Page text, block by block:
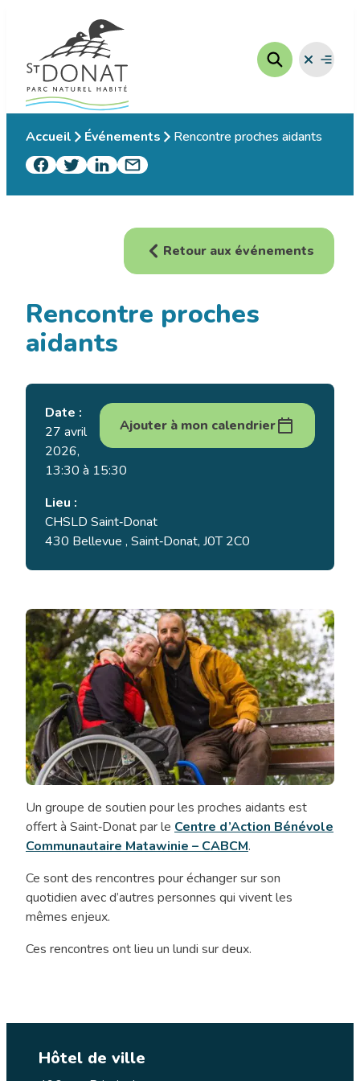
contenu
Fermer
le
Ouvrir
le
Accueil Événements Rencontre proches aidants
Retour aux événements
Rencontre proches
aidants
Ajouter à mon calendrier
Date :
27 avril
2026,
13:30 à 15:30
Lieu :
CHSLD Saint‑Donat
430 Bellevue , Saint‑Donat, J0T 2C0
Rencontre
proches
aidants
Un groupe de soutien pour les proches aidants est
offert à Saint‑Donat par le Centre d’Action Bénévole
Communautaire Matawinie – CABCM.
Ce sont des rencontres pour échanger sur son
quotidien avec d’autres personnes qui vivent les
mêmes enjeux.
Ces rencontres ont lieu un lundi sur deux.
Hôtel de ville